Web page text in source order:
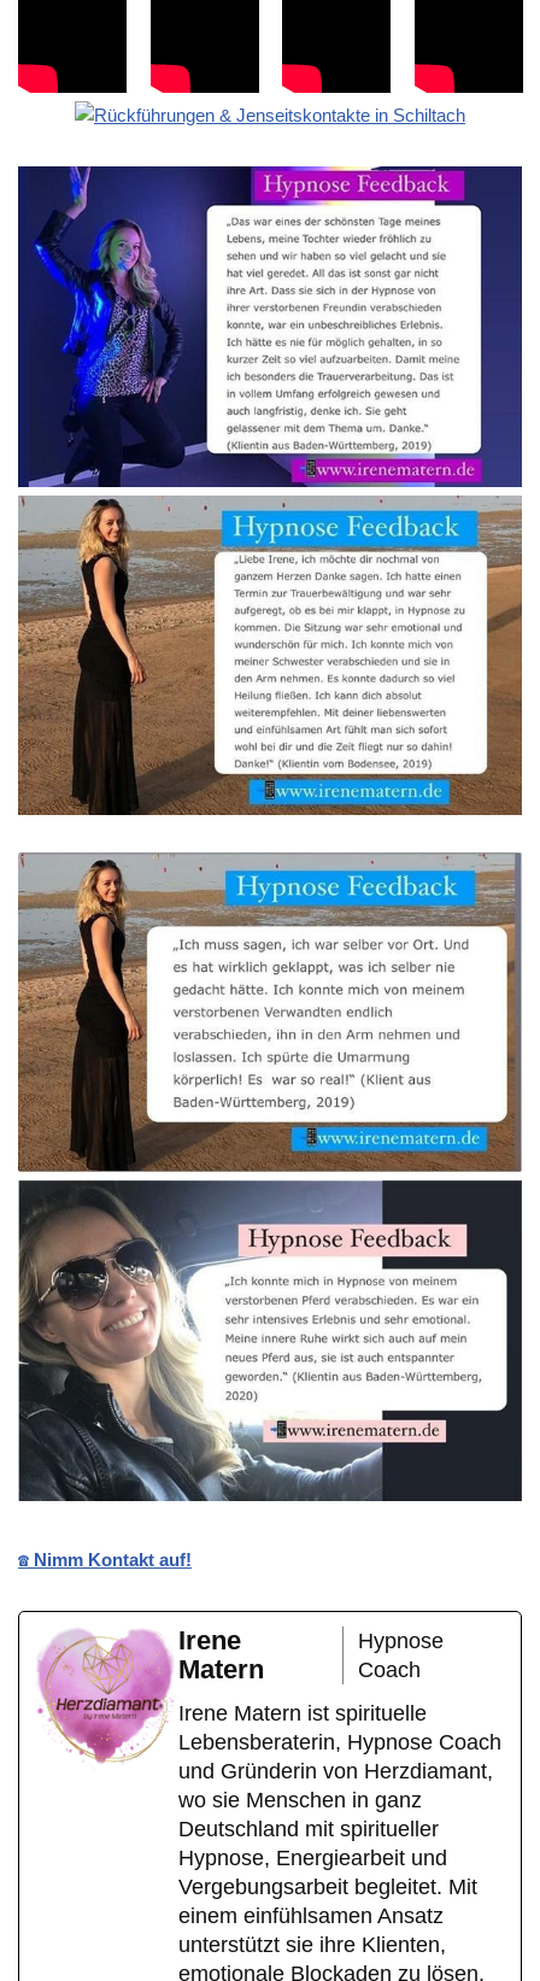
☎️ Nimm Kontakt auf!
Irene
Matern
Hypnose
Coach
Irene Matern ist spirituelle
Lebensberaterin, Hypnose Coach
und Gründerin von Herzdiamant,
wo sie Menschen in ganz
Deutschland mit spiritueller
Hypnose, Energiearbeit und
Vergebungsarbeit begleitet. Mit
einem einfühlsamen Ansatz
unterstützt sie ihre Klienten,
emotionale Blockaden zu lösen,